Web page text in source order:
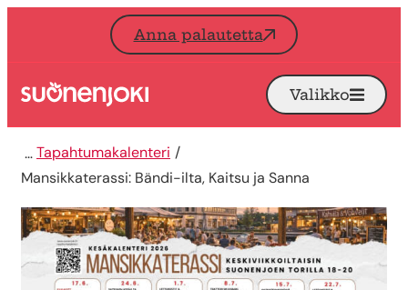
Siirry sisältöön
Anna palautetta
Etusivu Avaa
Valikko
Tapahtumakalenteri
Mansikkaterassi: Bändi-ilta, Kaitsu ja Sanna